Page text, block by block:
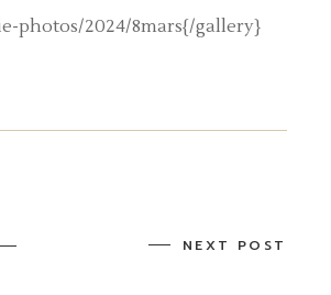
photos/2024/8mars{/gallery}
NEXT POST